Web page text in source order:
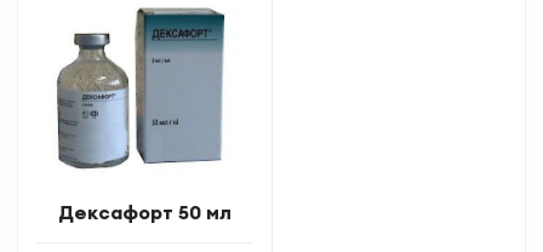
Дексафорт 50 мл